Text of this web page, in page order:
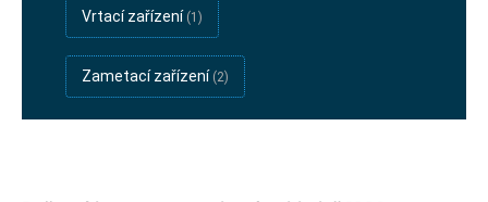
Vrtací zařízení (1)
Zametací zařízení (2)